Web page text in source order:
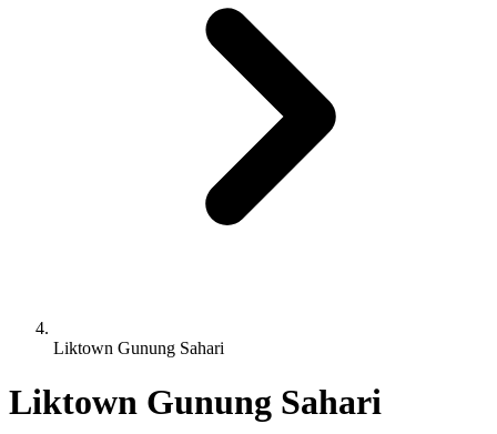
Liktown Gunung Sahari
Liktown Gunung Sahari